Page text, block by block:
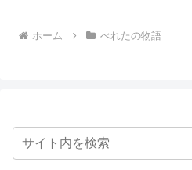
ホーム
べれたの物語